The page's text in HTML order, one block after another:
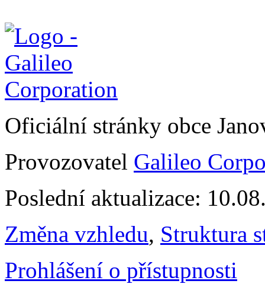
Oficiální stránky obce
Provozovatel Galileo
Poslední aktualizace:
Změna vzhledu, Struktura
Prohlášení o přístupnosti